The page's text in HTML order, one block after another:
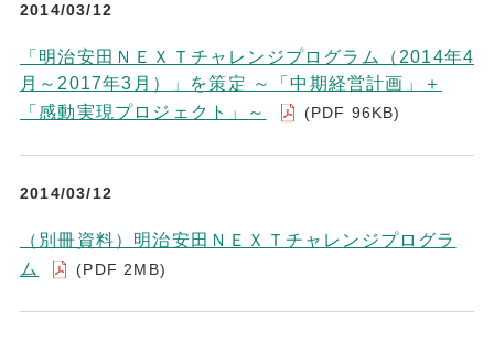
2014/03/12
「明治安田ＮＥＸＴチャレンジプログラム（2014年4
月～2017年3月）」を策定 ～「中期経営計画」＋
「感動実現プロジェクト」～
(PDF 96KB)
2014/03/12
（別冊資料）明治安田ＮＥＸＴチャレンジプログラ
ム
(PDF 2MB)